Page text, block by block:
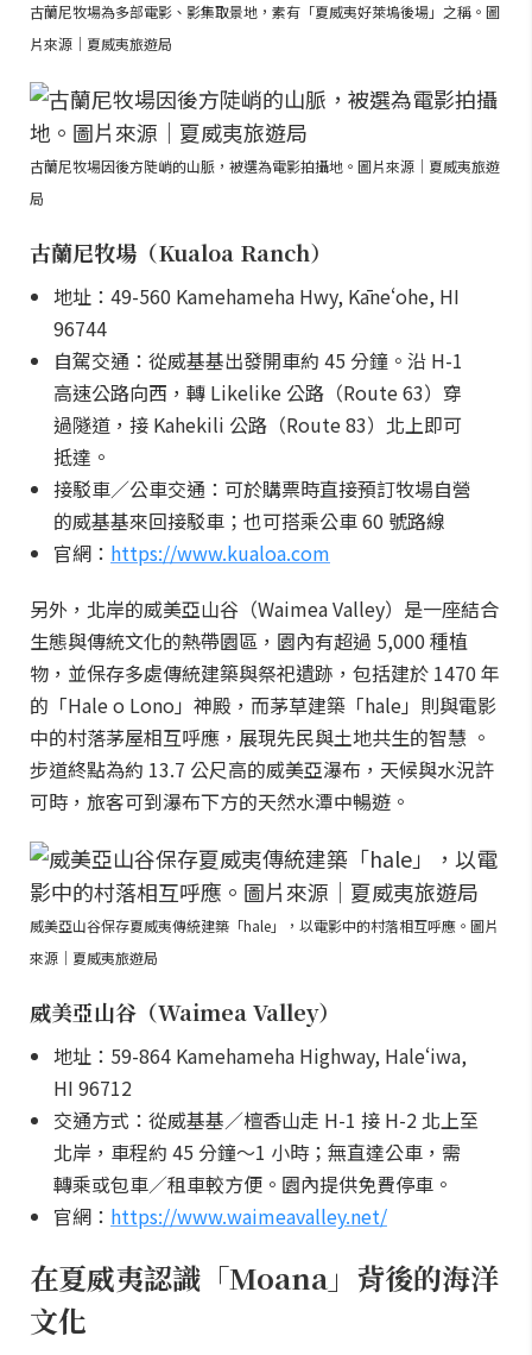
古蘭尼牧場為多部電影、影集取景地，素有「夏威夷好萊塢後場」之稱。圖
片來源｜夏威夷旅遊局
古蘭尼牧場因後方陡峭的山脈，被選為電影拍攝地。圖片來源｜夏威夷旅遊
局
古蘭尼牧場（Kualoa Ranch）
地址：49-560 Kamehameha Hwy, Kāneʻohe, HI
96744
自駕交通：從威基基出發開車約 45 分鐘。沿 H-1
高速公路向西，轉 Likelike 公路（Route 63）穿
過隧道，接 Kahekili 公路（Route 83）北上即可
抵達。
接駁車／公車交通：可於購票時直接預訂牧場自營
的威基基來回接駁車；也可搭乘公車 60 號路線
官網： https://www.kualoa.com
另外，北岸的威美亞山谷（Waimea Valley）是一座結合
生態與傳統文化的熱帶園區，園內有超過 5,000 種植
物，並保存多處傳統建築與祭祀遺跡，包括建於 1470 年
的「Hale o Lono」神殿，而茅草建築「hale」則與電影
中的村落茅屋相互呼應，展現先民與土地共生的智慧 。
步道終點為約 13.7 公尺高的威美亞瀑布，天候與水況許
可時，旅客可到瀑布下方的天然水潭中暢遊。
威美亞山谷保存夏威夷傳統建築「hale」，以電影中的村落相互呼應。圖片
來源｜夏威夷旅遊局
威美亞山谷（Waimea Valley）
地址：59-864 Kamehameha Highway, Haleʻiwa,
HI 96712
交通方式：從威基基／檀香山走 H-1 接 H-2 北上至
北岸，車程約 45 分鐘～1 小時；無直達公車，需
轉乘或包車／租車較方便。園內提供免費停車。
官網： https://www.waimeavalley.net/
在夏威夷認識「Moana」背後的海洋
文化